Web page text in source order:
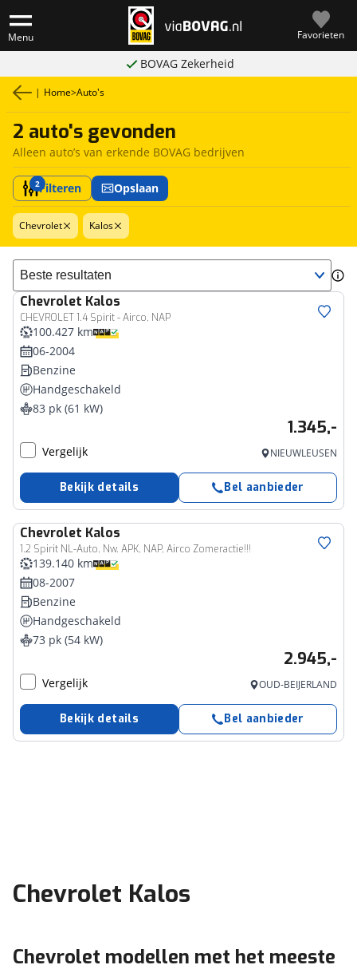
Menu Favorieten
BOVAG Zekerheid
| Home>Auto's
2 auto's gevonden
Alleen auto’s van erkende BOVAG bedrijven
2Filteren Opslaan
Chevrolet Kalos
Sorteer resultaten
Chevrolet Kalos
CHEVROLET 1.4 Spirit - Airco, NAP
100.427 km
06-2004
Benzine
Handgeschakeld
83 pk (61 kW)
1.345,-
Vergelijk NIEUWLEUSEN
Bekijk details Bel aanbieder
Chevrolet Kalos
1.2 Spirit NL-Auto, Nw. APK, NAP, Airco Zomeractie!!!
139.140 km
08-2007
Benzine
Handgeschakeld
73 pk (54 kW)
2.945,-
Vergelijk OUD-BEIJERLAND
Bekijk details Bel aanbieder
Chevrolet Kalos
Chevrolet modellen met het meeste